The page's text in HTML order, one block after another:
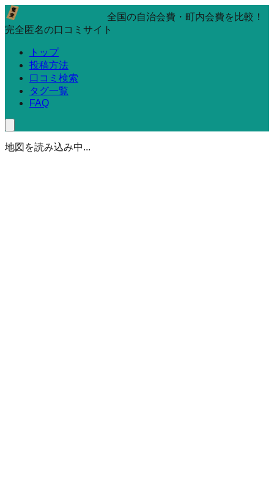
全国の自治会費・町内会費を比較！
完全匿名の口コミサイト
トップ
投稿方法
口コミ検索
タグ一覧
FAQ
地図を読み込み中...